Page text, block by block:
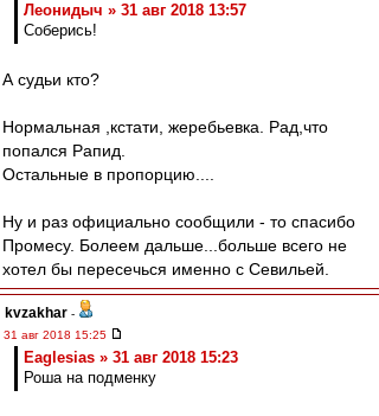
Леонидыч » 31 авг 2018 13:57
Соберись!
А судьи кто?
Нормальная ,кстати, жеребьевка. Рад,что
попался Рапид.
Остальные в пропорцию....
Ну и раз официально сообщили - то спасибо
Промесу. Болеем дальше...больше всего не
хотел бы пересечься именно с Севильей.
kvzakhar -
31 авг 2018 15:25
Eaglesias » 31 авг 2018 15:23
Роша на подменку